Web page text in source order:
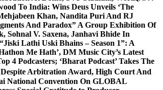
To India: Wins Deus Unveils ‘The
Khan, Nandita Puri And RJ
And Paradox” A Group Exhibition Of
Sohnal V. Saxena, Janhavi Bhide In
“Jiski Lathi Uski Bhains – Season 1”: A
Me Hath’, DM Music City’s Latest
4 Podcasters; ‘Bharat Podcast’ Takes The
Arbitration Award, High Court And
National Convention On GLOBAL